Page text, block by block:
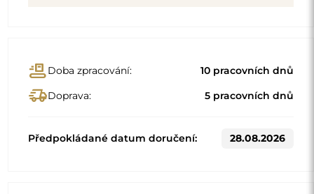
conveyor_beltDoba zpracování: 10 pracovních dnů
delivery_truck_speedDoprava: 5 pracovních dnů
Předpokládané datum doručení: 28.08.2026